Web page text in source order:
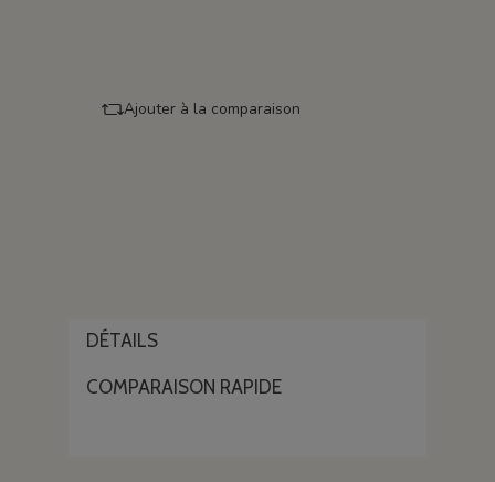
Ajouter à la comparaison
DÉTAILS
COMPARAISON RAPIDE